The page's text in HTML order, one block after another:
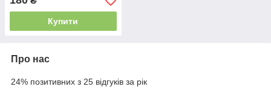
Купити
Про нас
24% позитивних з 25 відгуків за рік